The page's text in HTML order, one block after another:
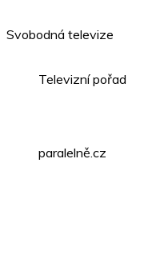
Svobodná televize
Televizní pořad
paralelně.cz